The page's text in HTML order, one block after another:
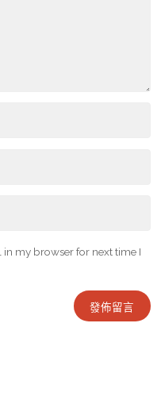
in my browser for next time I